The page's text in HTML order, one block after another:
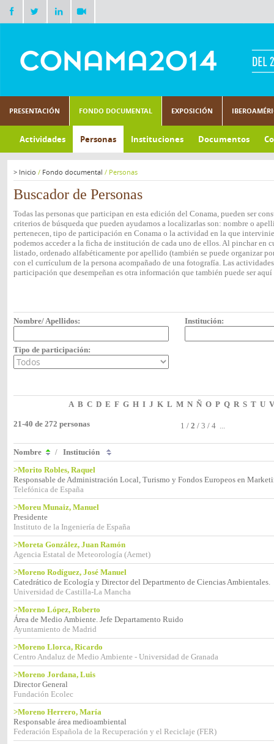
PRESENTACIÓN FONDO DOCUMENTAL EXPOSICIÓN
Actividades Personas Instituciones Documentos
> Inicio / Fondo documental / Personas
Buscador de Personas
Todas las personas que participan en esta edición del Conama, pueden ser
criterios de búsqueda que pueden ayudarnos a localizarlas son: nombre o
pertenecen, tipo de participación en Conama o la actividad en la que
podemos acceder a la ficha de institución de cada uno de ellos. Al pinchar en
listado, ordenado alfabéticamente por apellido (también se puede organizar
con el currículum de la persona acompañado de una fotografía. Las
participación que desempeñan es otra información que también puede ser
Nombre/ Apellidos: Institución:
Tipo de participación:
A B C D E F G H I J K L M N Ñ O P Q R S T U V
21-40 de 272 personas 1 / 2 / 3 / 4 ...
Nombre / Institución
>Morito Robles, Raquel
Responsable de Administración Local, Turismo y Fondos Europeos en
Telefónica de España
>Moreu Munaiz, Manuel
Presidente
Instituto de la Ingeniería de España
>Moreta González, Juan Ramón
Agencia Estatal de Meteorología (Aemet)
>Moreno Rodíguez, José Manuel
Catedrático de Ecología y Director del Departmento de Ciencias Ambientales.
Universidad de Castilla-La Mancha
>Moreno López, Roberto
Área de Medio Ambiente. Jefe Departamento Ruido
Ayuntamiento de Madrid
>Moreno Llorca, Ricardo
Centro Andaluz de Medio Ambiente - Universidad de Granada
>Moreno Jordana, Luis
Director General
Fundación Ecolec
>Moreno Herrero, María
Responsable área medioambiental
Federación Española de la Recuperación y el Reciclaje (FER)